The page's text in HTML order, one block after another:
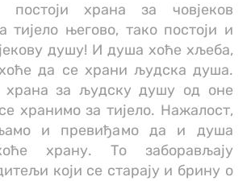
храна за човјеков
тијело његово, тако постоји и
душу! И душа хоће хљеба,
да се храни људска душа.
храна за људску душу од оне
хранимо за тијело. Нажалост,
и превиђамо да и душа
храну. То заборављају
који се старају и брину о